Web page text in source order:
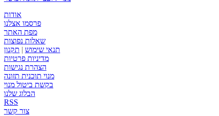
אודות
פרסמו אצלנו
מפת האתר
שאלות נפוצות
תנאי שימוש | תקנון
מדיניות פרטיות
הצהרת נגישות
מנוי תוכנית תזונה
בקשת ביטול מנוי
הבלוג שלנו
RSS
צור קשר